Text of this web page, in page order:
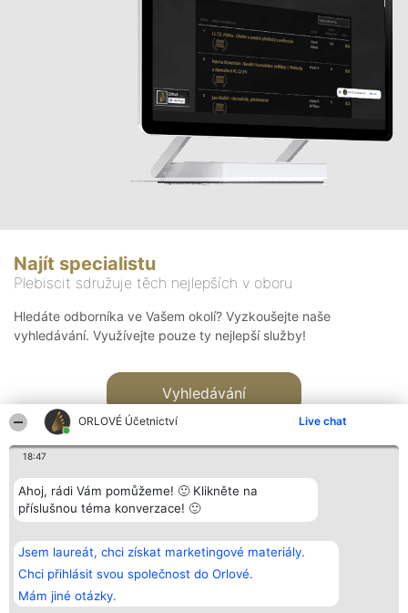
ORLOVÉ Účetnictví Live chat
18:47
Ahoj, rádi Vám pomůžeme! 🙂 Klikněte na
příslušnou téma konverzace! 🙂
Jsem laureát, chci získat marketingové materiály.
Chci přihlásit svou společnost do Orlové.
Mám jiné otázky.
Najít specialistu
Plebiscit sdružuje těch nejlepších v oboru
Hledáte odborníka ve Vašem okolí? Vyzkoušejte naše
vyhledávání. Využívejte pouze ty nejlepší služby!
Vyhledávání
Bright Side Solutions sp. z o.
o. sp. k.
ul. Ruska 22
Wrocław 50-079
KRS 0000749100 | Regon
381313360 | NIP 8943132676
Vítězové
Seznam všech
laureátů
Zásady
Zásady
Kontakt